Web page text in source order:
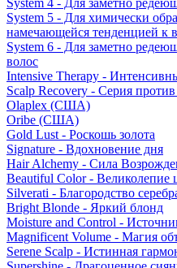
System 4 - Для заметно
System 5 - Для химически
намечающейся тенденцией к
System 6 - Для заметно
волос
Intensive Therapy -
Scalp Recovery - Серия
Olaplex (США)
Oribe (США)
Gold Lust - Роскошь золота
Signature - Вдохновение дня
Hair Alchemy - Сила
Beautiful Color - Великолепие
Silverati - Благородство
Bright Blonde - Яркий блонд
Moisture and Control -
Magnificent Volume - Магия
Serene Scalp - Истинная